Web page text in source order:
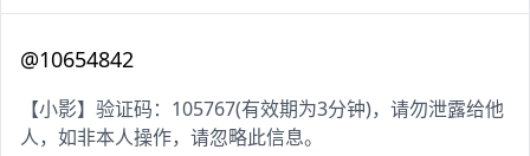
@10654842
【小影】验证码：105767(有效期为3分钟)，请勿泄露给他
人，如非本人操作，请忽略此信息。